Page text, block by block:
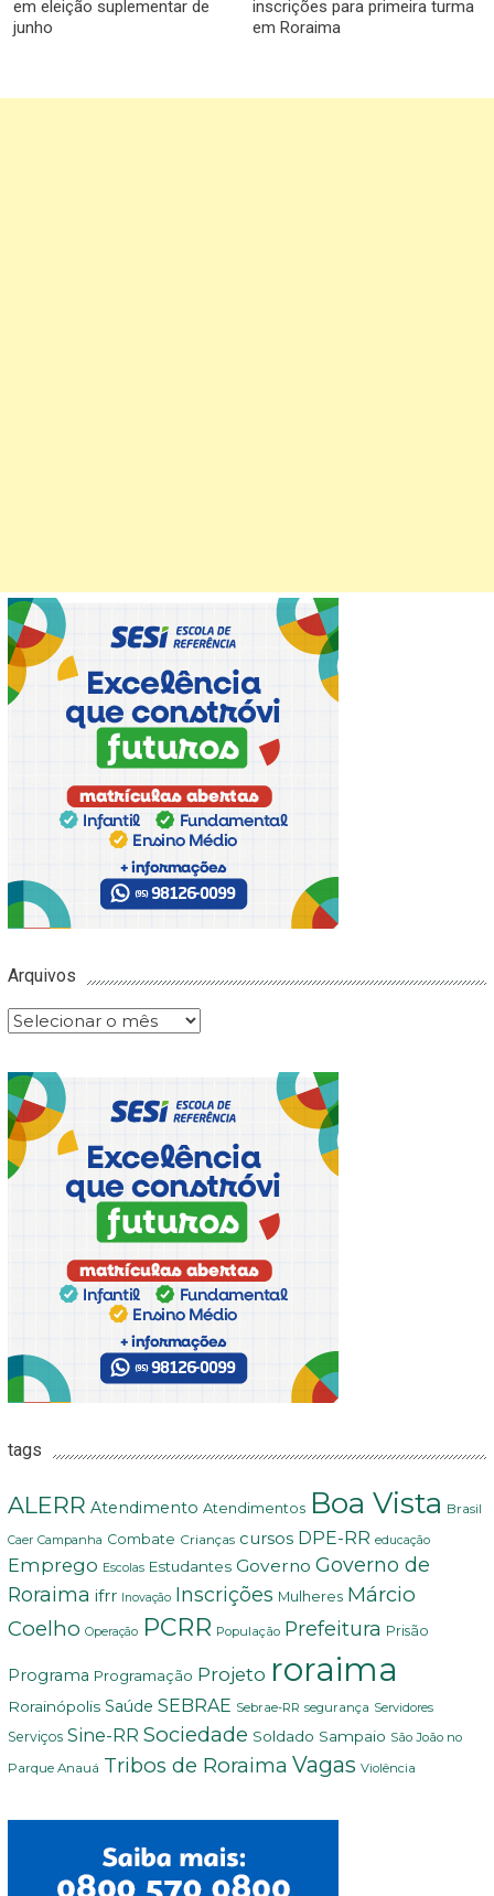
em eleição suplementar de
junho
inscrições para primeira turma
em Roraima
Arquivos
Arquivos
tags
ALERR Atendimento Atendimentos Boa Vista Brasil
Caer Campanha Combate Crianças cursos DPE-RR educação
Emprego Escolas Estudantes Governo Governo de
Roraima ifrr Inovação Inscrições Mulheres Márcio
Coelho Operação PCRR População Prefeitura Prisão
Programa Programação Projeto roraima
Rorainópolis Saúde SEBRAE Sebrae-RR segurança Servidores
Serviços Sine-RR Sociedade Soldado Sampaio São João no
Parque Anauá Tribos de Roraima Vagas Violência